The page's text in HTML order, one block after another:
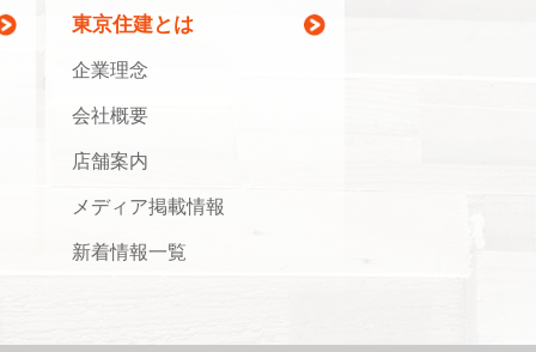
東京住建とは
企業理念
会社概要
店舗案内
メディア掲載情報
新着情報一覧